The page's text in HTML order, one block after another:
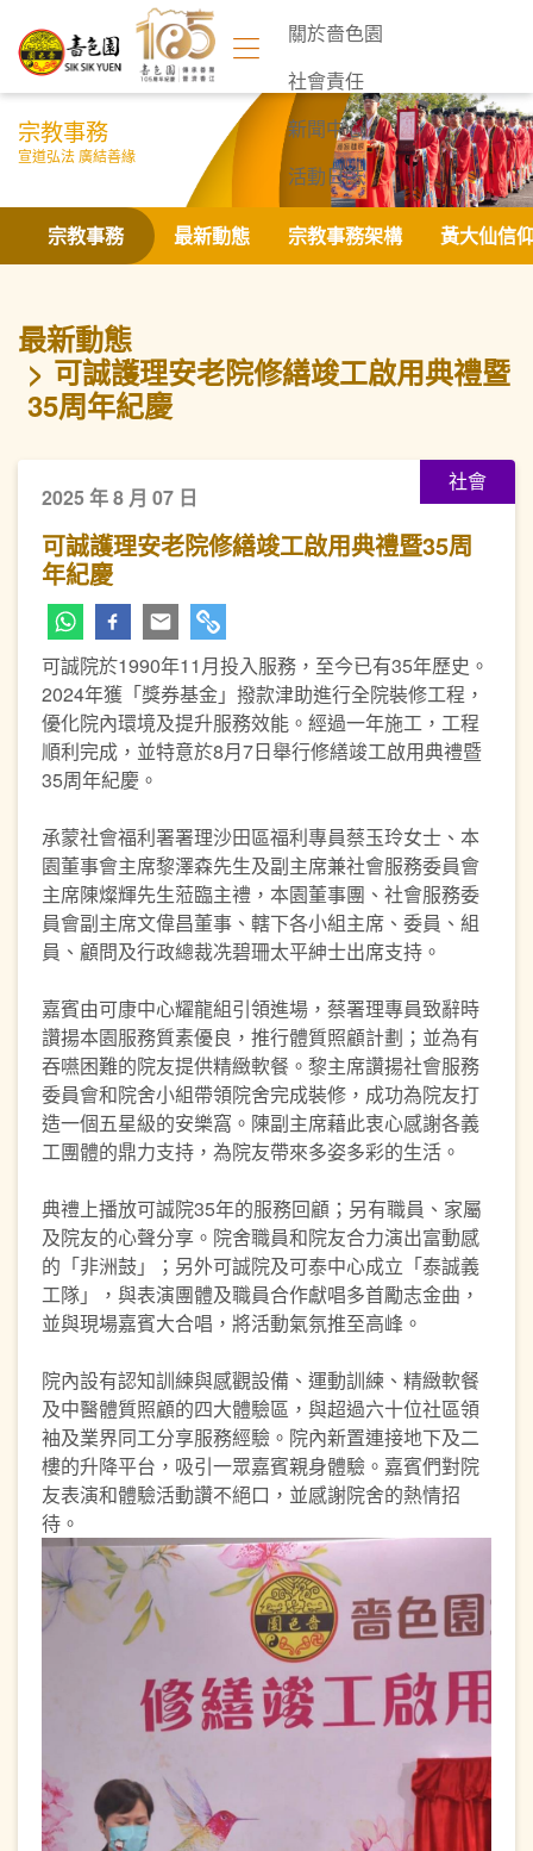
關於嗇色園
社會責任
新聞中心
活動日誌
聯絡我們
宗教事務
宣道弘法 廣結善緣
宗教事務 最新動態 宗教事務架構 黃大仙信
最新動態
可誠護理安老院修繕竣工啟用典禮暨
35周年紀慶
社會
2025 年 8 月 07 日
可誠護理安老院修繕竣工啟用典禮暨35周
年紀慶
可誠院於1990年11月投入服務，至今已有35年歷史。
2024年獲「獎券基金」撥款津助進行全院裝修工程，
優化院內環境及提升服務效能。經過一年施工，工程
順利完成，並特意於8月7日舉行修繕竣工啟用典禮暨
35周年紀慶。
承蒙社會福利署署理沙田區福利專員蔡玉玲女士、本
園董事會主席黎澤森先生及副主席兼社會服務委員會
主席陳燦輝先生蒞臨主禮，本園董事團、社會服務委
員會副主席文偉昌董事、轄下各小組主席、委員、組
員、顧問及行政總裁冼碧珊太平紳士出席支持。
嘉賓由可康中心耀龍組引領進場，蔡署理專員致辭時
讚揚本園服務質素優良，推行體質照顧計劃；並為有
吞嚥困難的院友提供精緻軟餐。黎主席讚揚社會服務
委員會和院舍小組帶領院舍完成裝修，成功為院友打
造一個五星級的安樂窩。陳副主席藉此衷心感謝各義
工團體的鼎力支持，為院友帶來多姿多彩的生活。
典禮上播放可誠院35年的服務回顧；另有職員、家屬
及院友的心聲分享。院舍職員和院友合力演出富動感
的「非洲鼓」；另外可誠院及可泰中心成立「泰誠義
工隊」，與表演團體及職員合作獻唱多首勵志金曲，
並與現場嘉賓大合唱，將活動氣氛推至高峰。
院內設有認知訓練與感觀設備、運動訓練、精緻軟餐
及中醫體質照顧的四大體驗區，與超過六十位社區領
袖及業界同工分享服務經驗。院內新置連接地下及二
樓的升降平台，吸引一眾嘉賓親身體驗。嘉賓們對院
友表演和體驗活動讚不絕口，並感謝院舍的熱情招
待。